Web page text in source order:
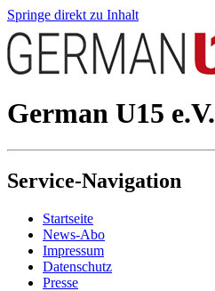
Springe direkt zu Inhalt
German U15 e.V.
Service-Navigation
Startseite
News-Abo
Impressum
Datenschutz
Presse